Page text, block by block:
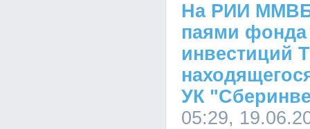
На РИИ
паями
инвестиций
УК
05:29,